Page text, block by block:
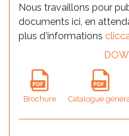
Nous travaillons pour
documents ici, en
plus d'informations
Brochure Catalogue